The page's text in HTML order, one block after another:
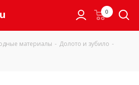
0
материалы - Долото и зубило -